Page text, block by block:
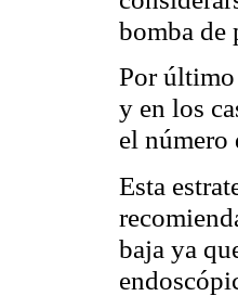
bomba de
Por
y en los
el número
Esta
baja ya